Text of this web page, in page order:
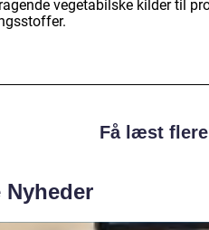
vegetabilske kilder til
Få læst
Nyheder